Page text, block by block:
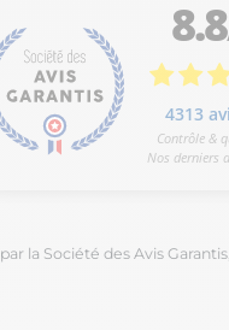
la Société des Avis Garantis,